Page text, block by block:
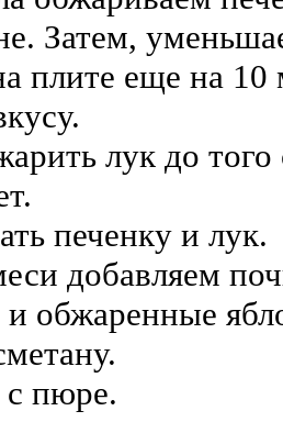
Затем,
плите еще на
лук до того
печенку и лук.
добавляем
и обжаренные
пюре.